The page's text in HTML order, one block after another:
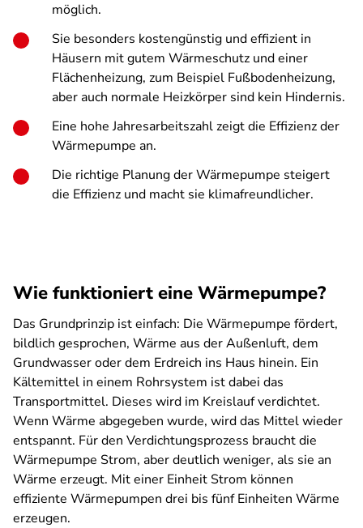
möglich.
Sie besonders kostengünstig und effizient in
Häusern mit gutem Wärmeschutz und einer
Flächenheizung, zum Beispiel Fußbodenheizung,
aber auch normale Heizkörper sind kein Hindernis.
Eine hohe Jahresarbeitszahl zeigt die Effizienz der
Wärmepumpe an.
Die richtige Planung der Wärmepumpe steigert
die Effizienz und macht sie klimafreundlicher.
Wie funktioniert eine Wärmepumpe?
Das Grundprinzip ist einfach: Die Wärmepumpe fördert,
bildlich gesprochen, Wärme aus der Außenluft, dem
Grundwasser oder dem Erdreich ins Haus hinein. Ein
Kältemittel in einem Rohrsystem ist dabei das
Transportmittel. Dieses wird im Kreislauf verdichtet.
Wenn Wärme abgegeben wurde, wird das Mittel wieder
entspannt. Für den Verdichtungsprozess braucht die
Wärmepumpe Strom, aber deutlich weniger, als sie an
Wärme erzeugt. Mit einer Einheit Strom können
effiziente Wärmepumpen drei bis fünf Einheiten Wärme
erzeugen.